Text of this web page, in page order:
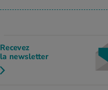
Recevez
la newsletter